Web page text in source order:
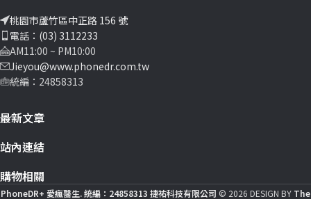
桃園市蘆竹區中正路 156 號
電話：(03) 3112233
AM11:00 ~ PM10:00
Jieyou@www.phonedr.com.tw
統編：24858313
最新文章
站內連結
購物相關
PhoneDR+ 愛瘋醫生. 統編：24858313 捷祐科技有限公司 © 2026 DESIGN BY The